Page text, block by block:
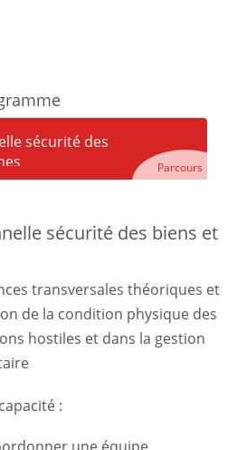
sécurité des
Parcours
sécurité des biens et
transversales théoriques et
de la condition physique des
hostiles et dans la gestion
: